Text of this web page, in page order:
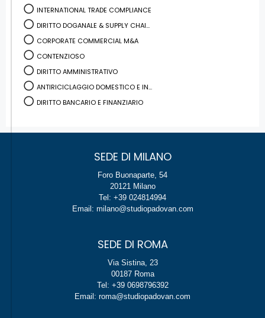
INTERNATIONAL TRADE COMPLIANCE
DIRITTO DOGANALE & SUPPLY CHAI...
CORPORATE COMMERCIAL M&A
CONTENZIOSO
DIRITTO AMMINISTRATIVO
ANTIRICICLAGGIO DOMESTICO E IN...
DIRITTO BANCARIO E FINANZIARIO
SEDE DI MILANO
Foro Buonaparte, 54
20121 Milano
Tel: +39 024814994
Email: milano@studiopadovan.com
SEDE DI ROMA
Via Sistina, 23
00187 Roma
Tel: +39 0698796392
Email: roma@studiopadovan.com